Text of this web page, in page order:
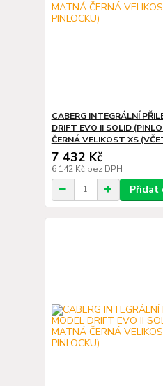
CABERG INTEGRÁLNÍ
DRIFT EVO II SOLID
ČERNÁ VELIKOST XS
7 432 Kč
6 142 Kč bez DPH
Přidat